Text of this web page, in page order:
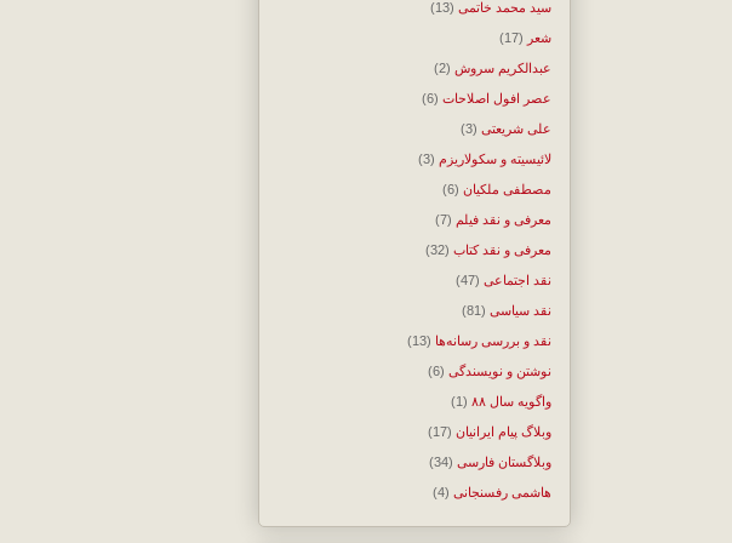
سید محمد خاتمی (13)
شعر (17)
عبدالکریم سروش (2)
عصر افول اصلاحات (6)
علی شریعتی (3)
لائیسیته و سکولاریزم (3)
مصطفی ملکیان (6)
معرفی و نقد فیلم (7)
معرفی و نقد کتاب (32)
نقد اجتماعی (47)
نقد سیاسی (81)
نقد و بررسی رسانه‌ها (13)
نوشتن و نویسندگی (6)
واگویه سال ۸۸ (1)
وبلاگ پیام ایرانیان (17)
وبلاگستان فارسی (34)
هاشمی رفسنجانی (4)